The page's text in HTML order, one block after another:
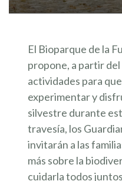
El Bioparque de la
propone, a partir
actividades para
experimentar y
silvestre durante
travesía, los
invitarán a las
más sobre la
cuidarla todos